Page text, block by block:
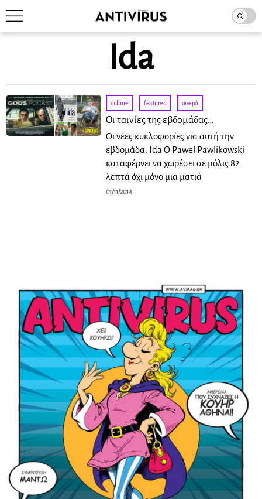
Ida
culture · featured · σινεμά
Οι ταινίες της εβδομάδας…
Οι νέες κυκλοφορίες για αυτή την
εβδομάδα. Ida Ο Pawel Pawlikowski
καταφέρνει να χωρέσει σε μόλις 82
λεπτά όχι μόνο μια ματιά
01/11/2014